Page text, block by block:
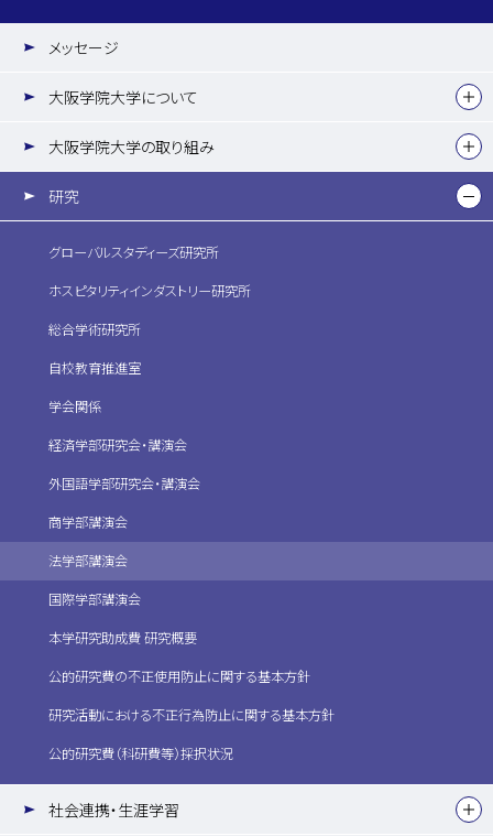
メッセージ
大阪学院大学について
大阪学院大学の取り組み
研究
グローバルスタディーズ研究所
ホスピタリティインダストリー研究所
総合学術研究所
自校教育推進室
学会関係
経済学部研究会・講演会
外国語学部研究会・講演会
商学部講演会
法学部講演会
国際学部講演会
本学研究助成費 研究概要
公的研究費の不正使用防止に関する基本方針
研究活動における不正行為防止に関する基本方針
公的研究費（科研費等）採択状況
社会連携・生涯学習